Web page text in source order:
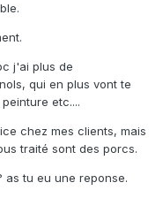
j'ai plus de
qui en plus vont te
etc....
chez mes clients, mais
traité sont des porcs.
as tu eu une reponse.